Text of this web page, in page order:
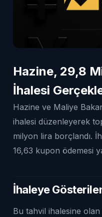
Hazine, 29,8
İhalesi
Hazine ve Maliye
ihalesi düzenleyerek
milyon lira borçlandı.
16,63 kupon ödemesi
İhaleye
Bu tahvil ihalesine